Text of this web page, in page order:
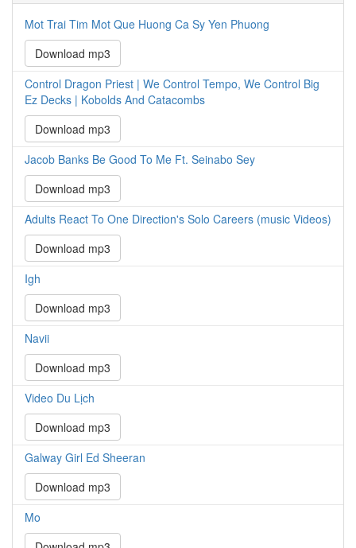
Mot Trai Tim Mot Que Huong Ca Sy Yen Phuong
Download mp3
Control Dragon Priest | We Control Tempo, We Control Big
Ez Decks | Kobolds And Catacombs
Download mp3
Jacob Banks Be Good To Me Ft. Seinabo Sey
Download mp3
Adults React To One Direction's Solo Careers (music Videos)
Download mp3
Igh
Download mp3
Navii
Download mp3
Video Du Lịch
Download mp3
Galway Girl Ed Sheeran
Download mp3
Mo